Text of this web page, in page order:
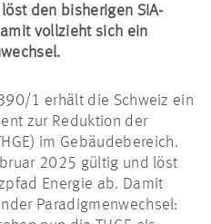
den bisherigen SIA-
vollzieht sich ein
1 erhält die Schweiz ein
zur Reduktion der
im Gebäudebereich.
2025 gültig und löst
Energie ab. Damit
Paradigmenwechsel: